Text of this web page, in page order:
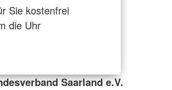
Sie kostenfrei
die Uhr
Saarland e.V.